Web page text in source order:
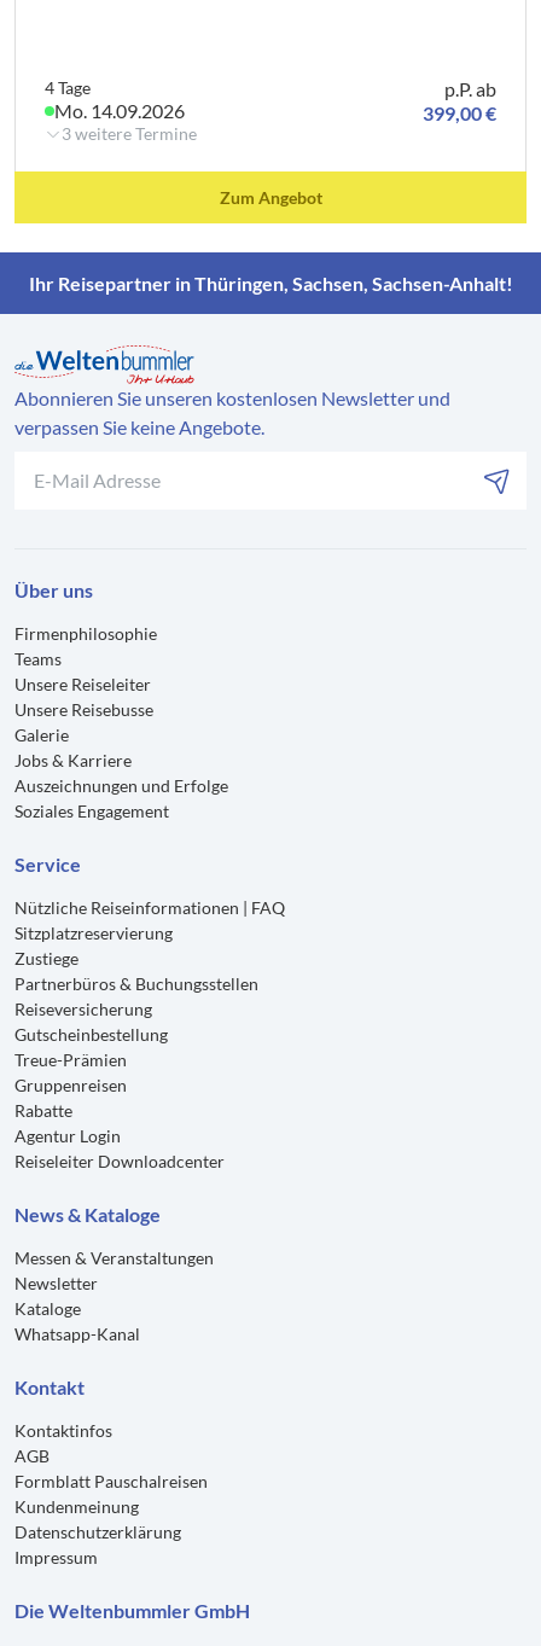
4 Tage
Mo. 14.09.2026
3 weitere Termine
p.P. ab
399,00 €
Zum Angebot
Ihr Reisepartner in Thüringen, Sachsen, Sachsen-Anhalt!
Abonnieren Sie unseren kostenlosen Newsletter und
verpassen Sie keine Angebote.
Über uns
Firmenphilosophie
Teams
Unsere Reiseleiter
Unsere Reisebusse
Galerie
Jobs & Karriere
Auszeichnungen und Erfolge
Soziales Engagement
Service
Nützliche Reiseinformationen | FAQ
Sitzplatzreservierung
Zustiege
Partnerbüros & Buchungsstellen
Reiseversicherung
Gutscheinbestellung
Treue-Prämien
Gruppenreisen
Rabatte
Agentur Login
Reiseleiter Downloadcenter
News & Kataloge
Messen & Veranstaltungen
Newsletter
Kataloge
Whatsapp-Kanal
Kontakt
Kontaktinfos
AGB
Formblatt Pauschalreisen
Kundenmeinung
Datenschutzerklärung
Impressum
Die Weltenbummler GmbH